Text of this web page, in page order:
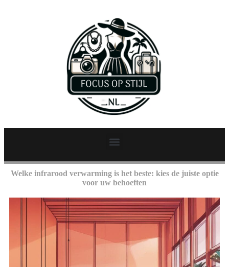
Welke infrarood verwarming is het beste: kies de juiste optie
voor uw behoeften